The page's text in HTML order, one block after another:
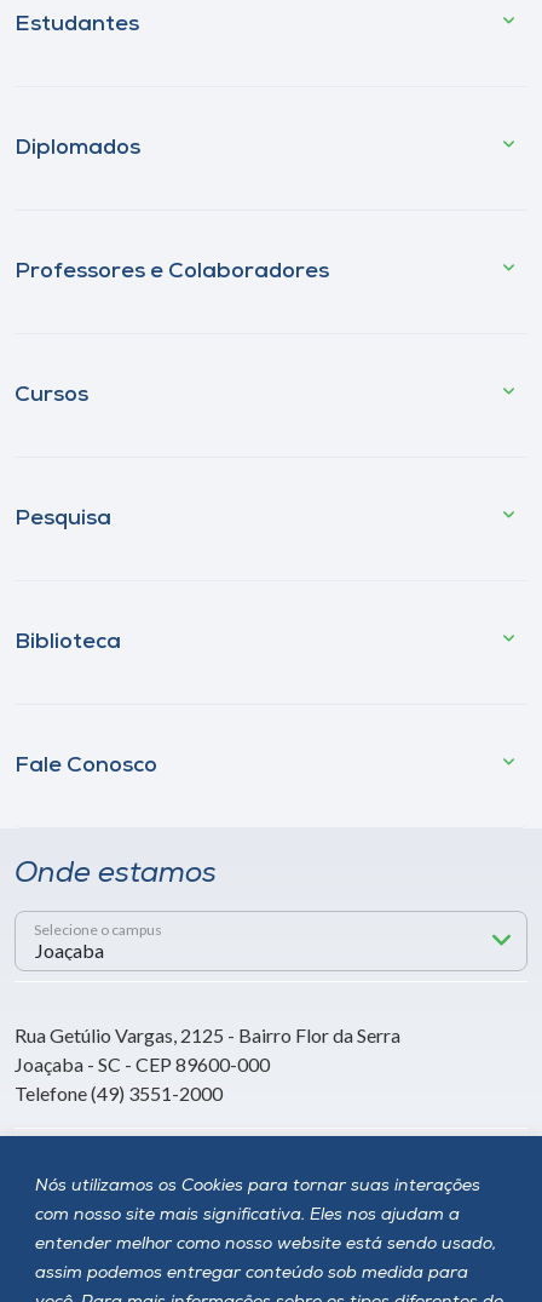
Nós utilizamos os Cookies para tornar suas interações
com nosso site mais significativa. Eles nos ajudam a
entender melhor como nosso website está sendo usado,
assim podemos entregar conteúdo sob medida para
Estudantes
Diplomados
Professores e Colaboradores
Cursos
Pesquisa
Biblioteca
Fale Conosco
Onde estamos
Selecione o campus
Rua Getúlio Vargas, 2125 - Bairro Flor da Serra
Joaçaba - SC - CEP 89600-000
Telefone (49) 3551-2000
Siga a Unoesc